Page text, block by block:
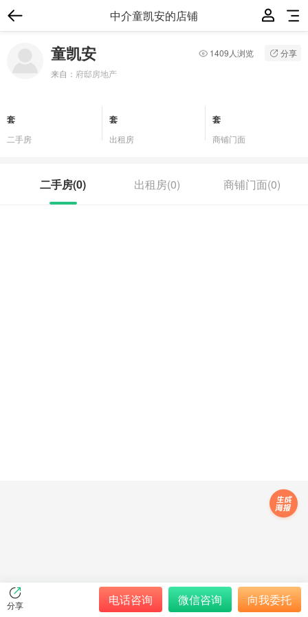
中介童凯安的店铺
童凯安
来自： 府邸房地产
1409人浏览 分享
套
二手房
套
出租房
套
商铺门面
二手房(0) 出租房(0) 商铺门面(0)
分享 电话咨询 微信咨询 向我委托